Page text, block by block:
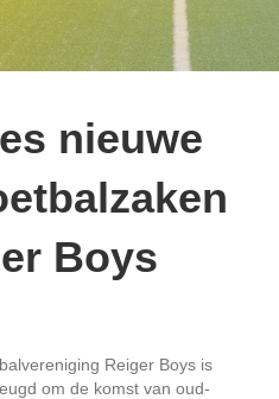
nieuwe
Boys
Reiger Boys is
om de komst van oud-